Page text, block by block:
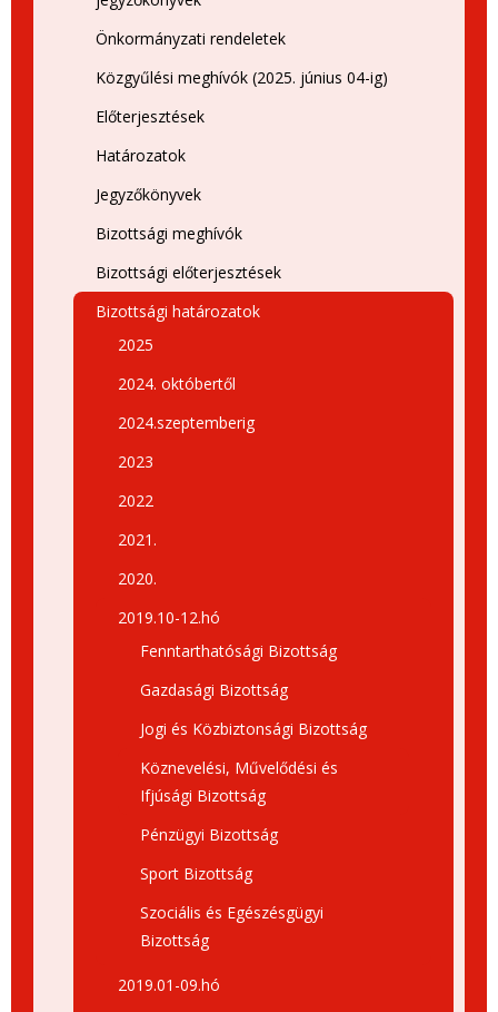
Önkormányzati rendeletek
Közgyűlési meghívók (2025. június 04-ig)
Előterjesztések
Határozatok
Jegyzőkönyvek
Bizottsági meghívók
Bizottsági előterjesztések
Bizottsági határozatok
2025
2024. októbertől
2024.szeptemberig
2023
2022
2021.
2020.
2019.10-12.hó
Fenntarthatósági Bizottság
Gazdasági Bizottság
Jogi és Közbiztonsági Bizottság
Köznevelési, Művelődési és
Ifjúsági Bizottság
Pénzügyi Bizottság
Sport Bizottság
Szociális és Egészésgügyi
Bizottság
2019.01-09.hó